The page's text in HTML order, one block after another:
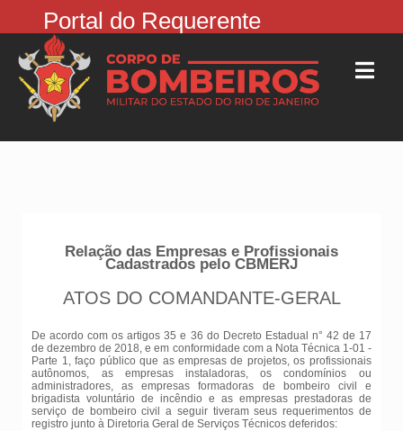
Portal do Requerente
Relação das Empresas e Profissionais
Cadastrados pelo CBMERJ
ATOS DO COMANDANTE-GERAL
De acordo com os artigos 35 e 36 do Decreto Estadual n° 42 de 17
de dezembro de 2018, e em conformidade com a Nota Técnica 1-01 -
Parte 1, faço público que as empresas de projetos, os profissionais
autônomos, as empresas instaladoras, os condomínios ou
administradores, as empresas formadoras de bombeiro civil e
brigadista voluntário de incêndio e as empresas prestadoras de
serviço de bombeiro civil a seguir tiveram seus requerimentos de
registro junto à Diretoria Geral de Serviços Técnicos deferidos: